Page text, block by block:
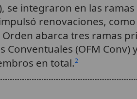
se integraron en las
renovaciones,
abarca tres ramas
(OFM Conv)
en total.2